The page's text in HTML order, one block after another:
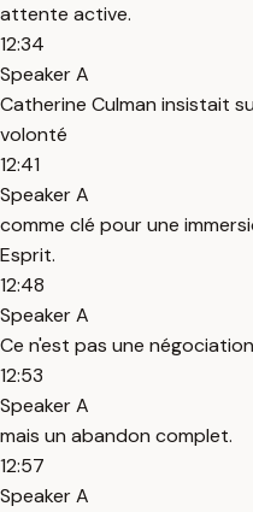
attente active.
12:34
Speaker A
Catherine Culman insistait
volonté
12:41
Speaker A
comme clé pour une
Esprit.
12:48
Speaker A
Ce n'est pas une
12:53
Speaker A
mais un abandon complet.
12:57
Speaker A